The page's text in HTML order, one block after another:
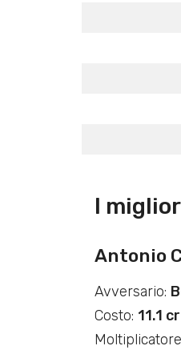
I
Antonio
Avversario:
Costo: 11.1 cr